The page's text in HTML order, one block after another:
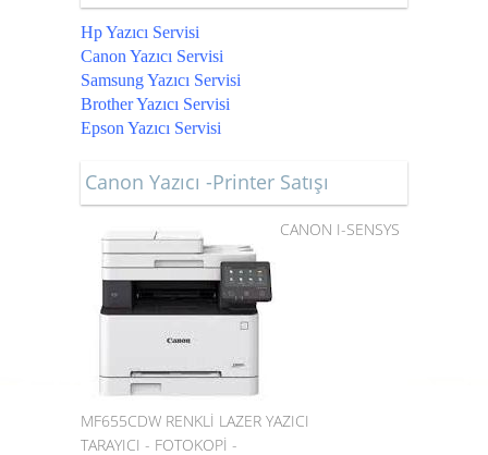
Hp Yazıcı Servisi
Canon Yazıcı Servisi
Samsung Yazıcı Servisi
Brother Yazıcı Servisi
Epson Yazıcı Servisi
Canon Yazıcı -Printer Satışı
CANON I-SENSYS
MF655CDW RENKLİ LAZER YAZICI
TARAYICI - FOTOKOPİ -